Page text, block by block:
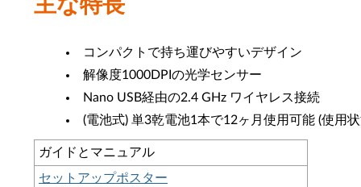
主な特長
コンパクトで持ち運びやすいデザイン
解像度1000DPIの光学センサー
Nano USB経由の2.4 GHz ワイヤレス接続
(電池式) 単3乾電池1本で12ヶ月使用可能 (使用
ガイドとマニュアル
セットアップポスター